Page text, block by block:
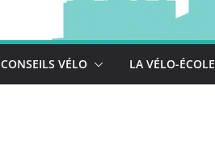
CONSEILS VÉLO LA VÉLO-ÉCOLE